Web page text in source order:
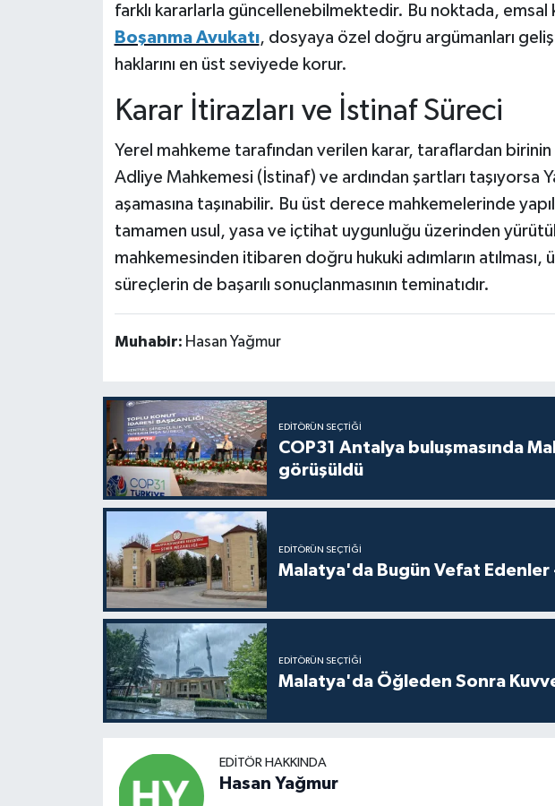
farklı kararlarla güncellenebilmektedir. Bu noktada, emsal
Boşanma Avukatı, dosyaya özel doğru argümanları
haklarını en üst seviyede korur.
Karar İtirazları ve İstinaf Süreci
Yerel mahkeme tarafından verilen karar, taraflardan
Adliye Mahkemesi (İstinaf) ve ardından şartları taşıyorsa
aşamasına taşınabilir. Bu üst derece mahkemelerinde
tamamen usul, yasa ve içtihat uygunluğu üzerinden
mahkemesinden itibaren doğru hukuki adımların atılması,
süreçlerin de başarılı sonuçlanmasının teminatıdır.
Muhabir: Hasan Yağmur
EDITÖRÜN SEÇTIĞI
COP31 Antalya buluşmasında
görüşüldü
EDITÖRÜN SEÇTIĞI
Malatya'da Bugün Vefat Edenler
EDITÖRÜN SEÇTIĞI
Malatya'da Öğleden Sonra
EDITÖR HAKKINDA
Hasan Yağmur